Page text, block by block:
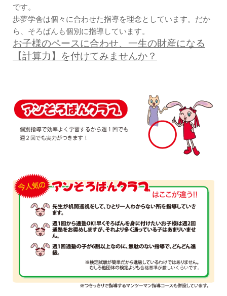
です。
歩夢学舎は個々に合わせた指導を理念としています。だか
ら、そろばんも個別に指導しています。
お子様のペースに合わせ、一生の財産になる
【計算力】を付けてみませんか？